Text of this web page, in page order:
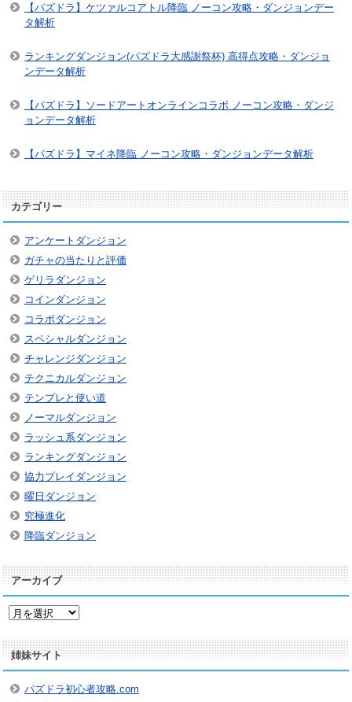
【パズドラ】ケツァルコアトル降臨 ノーコン攻略・ダンジョンデー
タ解析
ランキングダンジョン(パズドラ大感謝祭杯) 高得点攻略・ダンジョ
ンデータ解析
【パズドラ】ソードアートオンラインコラボ ノーコン攻略・ダンジ
ョンデータ解析
【パズドラ】マイネ降臨 ノーコン攻略・ダンジョンデータ解析
カテゴリー
アンケートダンジョン
ガチャの当たりと評価
ゲリラダンジョン
コインダンジョン
コラボダンジョン
スペシャルダンジョン
チャレンジダンジョン
テクニカルダンジョン
テンプレと使い道
ノーマルダンジョン
ラッシュ系ダンジョン
ランキングダンジョン
協力プレイダンジョン
曜日ダンジョン
究極進化
降臨ダンジョン
アーカイブ
ア
カ
イ
ブ
姉妹サイト
パズドラ初心者攻略.com